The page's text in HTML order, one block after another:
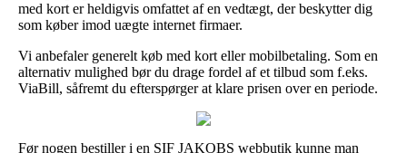
med kort er heldigvis omfattet af en vedtægt, der beskytter dig
som køber imod uægte internet firmaer.
Vi anbefaler generelt køb med kort eller mobilbetaling. Som en
alternativ mulighed bør du drage fordel af et tilbud som f.eks.
ViaBill, såfremt du efterspørger at klare prisen over en periode.
Før nogen bestiller i en SIF JAKOBS webbutik kunne man